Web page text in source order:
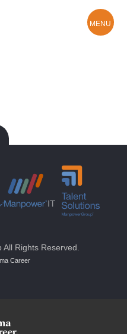
MENU
Rights Reserved.
Career